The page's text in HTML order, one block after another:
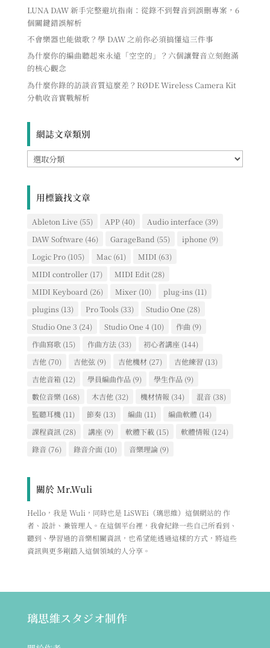
LUNA DAW 新手完整避坑指南：從錄不到聲音到誤刪專案，6
個關鍵錯誤解析
不會樂器也能做歌？學 DAW 之前你必須搞懂這三件事
為什麼你的編曲聽起來永遠「空空的」？六個讓聲音立刻飽滿
的核心觀念
為什麼你錄的訪談音質這麼差？RØDE Wireless Camera Kit
分軌收音實戰解析
網誌文章類別
網
誌
類
別
用標籤找文章
Ableton Live (55) APP(40) Audio interface (39)
DAW Software (46) GarageBand (55) iphone (9)
Logic Pro(105) Mac(61) MIDI (63)
MIDI controller(17) MIDI Edit(28)
MIDI Keyboard (26) Mixer(10) plug-ins (11)
plugins (13) Pro Tools (33) Studio One (28)
Studio One 3 (24) Studio One 4(10) 作曲 (9)
作曲寫歌(15) 作曲方法(33) 初心者講座 (144)
吉他 (70) 吉他弦(9) 吉他機材(27) 吉他練習 (13)
吉他音箱 (12) 學員編曲作品 (9) 學生作品 (9)
數位音樂(168) 木吉他 (32) 機材情報 (34) 混音 (38)
監聽耳機(11) 節奏(13) 編曲 (11) 編曲軟體 (14)
課程資訊(28) 講座 (9) 軟體下載(15) 軟體情報 (124)
錄音 (76) 錄音介面 (10) 音樂理論(9)
關於 Mr.Wuli
Hello，我是 Wuli，同時也是 LiSWEi（璃思維）這個網站的 作
者、設計、兼管理人。在這個平台裡，我會紀錄一些自己所看到、
聽到、學習過的音樂相關資訊，也希望能透過這樣的方式，將這些
資訊與更多剛踏入這個領域的人分享。
璃思維スタジオ制作